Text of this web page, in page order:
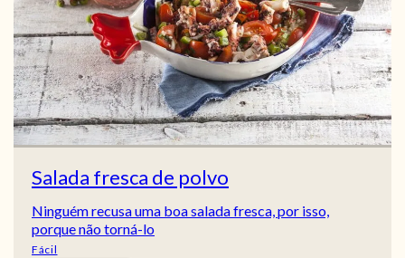
Salada fresca de polvo
Ninguém recusa uma boa salada fresca, por isso,
porque não torná-lo
Fácil